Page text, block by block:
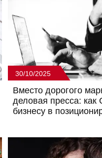
30/10/2025
Вместо дорогого
деловая пресса:
бизнесу в